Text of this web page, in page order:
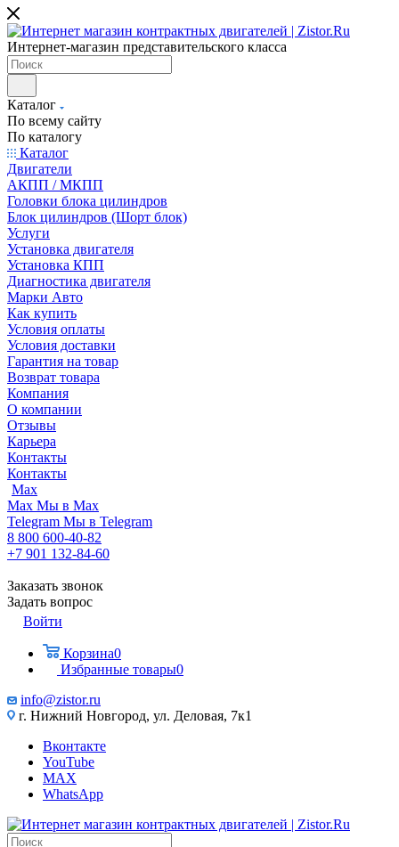
Интернет-магазин представительского класса
Каталог
По всему сайту
По каталогу
Каталог
Двигатели
АКПП / МКПП
Головки блока цилиндров
Блок цилиндров (Шорт блок)
Услуги
Установка двигателя
Установка КПП
Диагностика двигателя
Марки Авто
Как купить
Условия оплаты
Условия доставки
Гарантия на товар
Возврат товара
Компания
О компании
Отзывы
Карьера
Контакты
Контакты
Max
Max Мы в Max
Telegram Мы в Telegram
8 800 600-40-82
+7 901 132-84-60
Заказать звонок
Задать вопрос
Войти
Корзина0
Избранные товары0
info@zistor.ru
г. Нижний Новгород, ул. Деловая, 7к1
Вконтакте
YouTube
MAX
WhatsApp